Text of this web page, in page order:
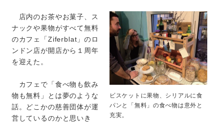
ビスケットに果物、シリアルに食
パンと「無料」の食べ物は意外と
充実。
店内のお茶やお菓子、ス
ナックや果物がすべて無料
のカフェ「Ziferblat」のロ
ンドン店が開店から１周年
を迎えた。
カフェで「食べ物も飲み
物も無料」とは夢のような
話。どこかの慈善団体が運
営しているのかと思いき